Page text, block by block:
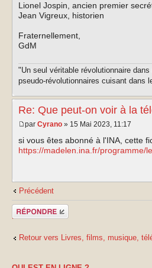
Lionel Jospin, ancien premier
Jean Vigreux, historien
Fraternellement,
GdM
"Un seul véritable révolutionnaire
pseudo-révolutionnaires cuisant dans
Re: Que peut-on voir à la
par Cyrano » 15 Mai 2023, 11:17
si vous êtes abonné à l'INA, cette
https://madelen.ina.fr/programme/
Précédent
Publier une
réponse
Retour vers Livres, films, musique,